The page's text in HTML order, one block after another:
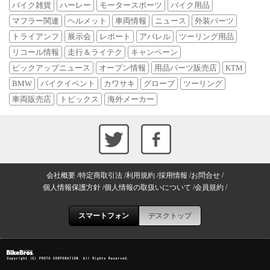
バイク雑貨
ハーレー モータースポーツ
バイク用品
マフラー関連
ヘルメット 車両情報 ニュース
外装パーツ
トライアンフ
展示会 レポート アパレル
ツーリング用品
リコール情報
走行＆ライテク
キャンペーン
ピックアップニュース
オープン情報 用品パーツ販売店
KTM
BMW
バイクイベント カワサキ グローブ
ツーリング
車両販売店
トピックス 海外メーカー
会社概要 特定商取引法 利用規約 採用情報 お問合せ
個人情報保護方針 個人情報の取扱いについて 会員規約
スマートフォン デスクトップ